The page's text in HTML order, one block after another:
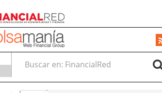
Buscar en: